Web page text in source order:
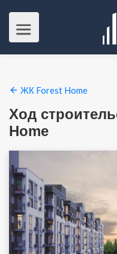
ЖК Forest Home
Ход
Home